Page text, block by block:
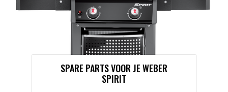
SPARE PARTS VOOR JE WEBER
SPIRIT